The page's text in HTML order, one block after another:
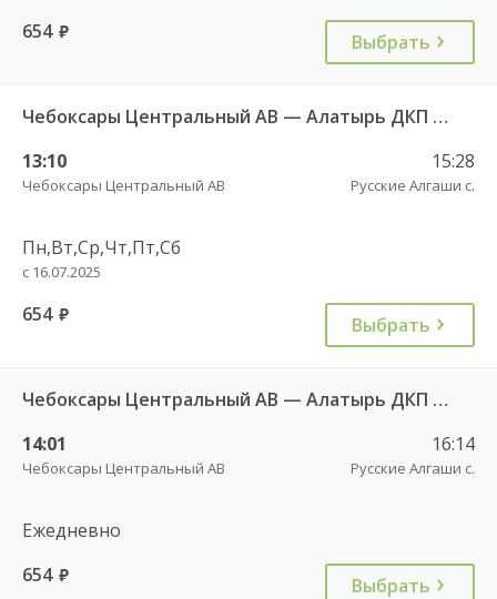
654 руб. Выбрать
Чебоксары Центральный АВ — Алатырь ДКП ч/з Шумерля г. ДКП 535
13:10
Чебоксары Центральный АВ
15:28
Русские Алгаши с.
Пн,Вт,Ср,Чт,Пт,Сб
с 16.07.2025
654 руб. Выбрать
Чебоксары Центральный АВ — Алатырь ДКП ч/з Шумерля г. ДКП 535
14:01
Чебоксары Центральный АВ
16:14
Русские Алгаши с.
Ежедневно
654 руб. Выбрать